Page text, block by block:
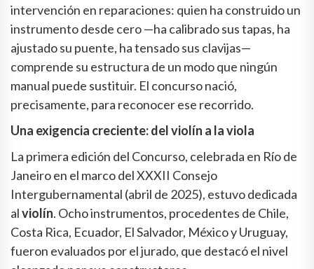
intervención en reparaciones: quien ha construido un
instrumento desde cero —ha calibrado sus tapas, ha
ajustado su puente, ha tensado sus clavijas—
comprende su estructura de un modo que ningún
manual puede sustituir. El concurso nació,
precisamente, para reconocer ese recorrido.
Una exigencia creciente: del violín a la viola
La primera edición del Concurso, celebrada en Río de
Janeiro en el marco del XXXII Consejo
Intergubernamental (abril de 2025), estuvo dedicada
alviolín. Ocho instrumentos, procedentes de Chile,
Costa Rica, Ecuador, El Salvador, México y Uruguay,
fueron evaluados por el jurado, que destacó el nivel